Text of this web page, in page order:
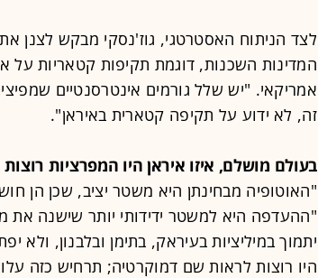
לצד הניתוח האסטרטגי, גוז'נסקי מבקש לצנן
המדינות השכנות, דוגמת תקיפות קטאריות על
אמריקאי. "יש שלל גורמים אינטרסנטיים
זה, לא ידוע על תקיפה קטארית באיראן".
בעולם מושלם, איזו איראן היו המפרציות
"האוטופיה מבחינתן היא משטר יציב, שכן הן
"ההעדפה היא למשטר ידידותי יותר שישנה את
יתמוך במיליציות בעיראק, בתימן ובלבנון, ולא
היו רוצות לראות שם דמוקרטיה; תרחיש כזה